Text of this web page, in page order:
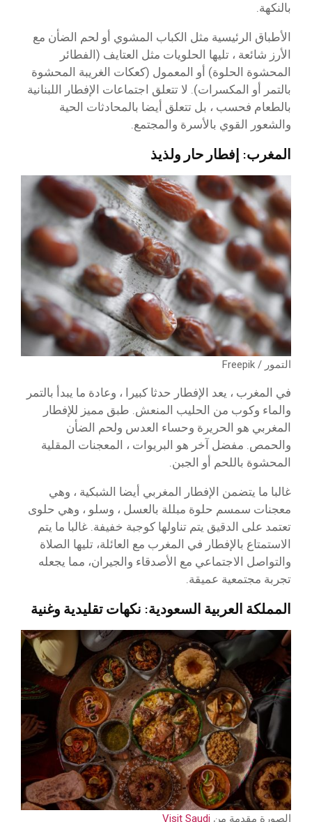
بالنكهة.
الأطباق الرئيسية مثل الكباب المشوي أو لحم الضأن مع
الأرز شائعة ، تليها الحلويات مثل العتايف (الفطائر
المحشوة الحلوة) أو المعمول (كعكات الغريبة المحشوة
بالتمر أو المكسرات). لا تتعلق اجتماعات الإفطار اللبنانية
بالطعام فحسب ، بل تتعلق أيضا بالمحادثات الحية
والشعور القوي بالأسرة والمجتمع.
المغرب: إفطار حار ولذيذ
التمور / Freepik
في المغرب ، يعد الإفطار حدثا كبيرا ، وعادة ما يبدأ بالتمر
والماء وكوب من الحليب المنعش. طبق مميز للإفطار
المغربي هو الحريرة وحساء العدس ولحم الضأن
والحمص. مفضل آخر هو البريوات ، المعجنات المقلية
المحشوة باللحم أو الجبن.
غالبا ما يتضمن الإفطار المغربي أيضا الشبكية ، وهي
معجنات سمسم حلوة مبللة بالعسل ، وسلو ، وهي حلوى
تعتمد على الدقيق يتم تناولها كوجبة خفيفة. غالبا ما يتم
الاستمتاع بالإفطار في المغرب مع العائلة، تليها الصلاة
والتواصل الاجتماعي مع الأصدقاء والجيران، مما يجعله
تجربة مجتمعية عميقة.
المملكة العربية السعودية: نكهات تقليدية وغنية
الصورة مقدمة من Visit Saudi